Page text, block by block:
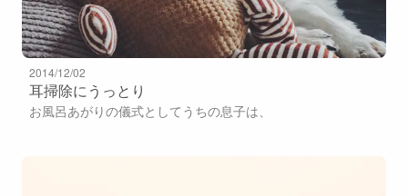
2014/12/02
耳掃除にうっとり
お風呂あがりの儀式としてうちの息子は、